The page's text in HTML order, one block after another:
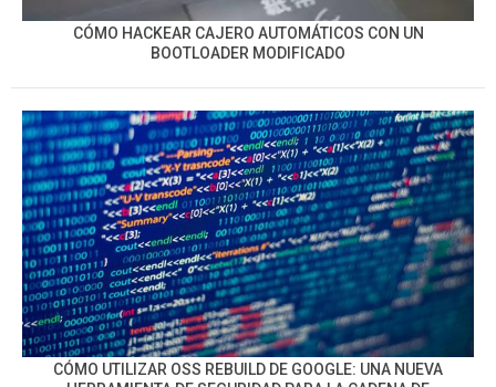
CÓMO HACKEAR CAJERO AUTOMÁTICOS CON UN
BOOTLOADER MODIFICADO
CÓMO UTILIZAR OSS REBUILD DE GOOGLE: UNA NUEVA